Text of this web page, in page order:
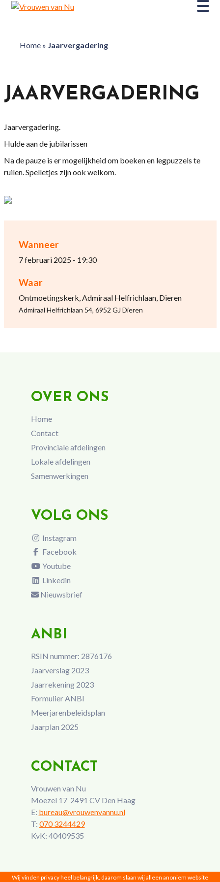
Home» Jaarvergadering
Wanneer
7 februari 2025 - 19:30
Waar
Ontmoetingskerk, Admiraal Helfrichlaan, Dieren
Admiraal Helfrichlaan 54, 6952 GJ Dieren
JAARVERGADERING
Jaarvergadering.
Hulde aan de jubilarissen
Na de pauze is er mogelijkheid om boeken en legpuzzels te
ruilen. Spelletjes zijn ook welkom.
OVER ONS
Home
Contact
Provinciale afdelingen
Lokale afdelingen
Samenwerkingen
VOLG ONS
Instagram
Facebook
Youtube
Linkedin
Nieuwsbrief
ANBI
RSIN nummer: 2876176
Jaarverslag 2023
Jaarrekening 2023
Formulier ANBI
Meerjarenbeleidsplan
Jaarplan 2025
CONTACT
Vrouwen van Nu
Moezel 17 2491 CV Den Haag
E: bureau@vrouwenvannu.nl
T: 070 3244429
KvK: 40409535
Wij vinden privacy heel belangrijk, daarom slaan wij alleen anoniem website